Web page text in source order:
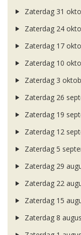
Zaterdag 31
Zaterdag 24
Zaterdag 17
Zaterdag 10
Zaterdag 3
Zaterdag 26
Zaterdag 19
Zaterdag 12
Zaterdag 5
Zaterdag 29
Zaterdag 22
Zaterdag 15
Zaterdag 8